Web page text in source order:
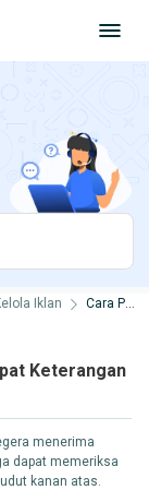
Iklan Cara Pasang, Edit dan Hapus Iklan
Keterangan
menerima
dapat memeriksa
kanan atas.